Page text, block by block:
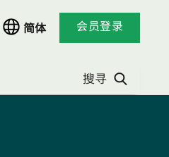
更
页
简体 会员登录
搜寻